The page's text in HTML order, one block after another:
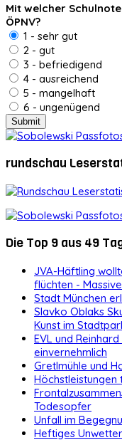
Mit welcher
ÖPNV?
1 - sehr gut
2 - gut
3 - befriedigend
4 - ausreichend
5 - mangelhaft
6 - ungenügend
rundschau
Die Top 9 aus 49
JVA-Häftling
flüchten -
Stadt München
Slavko Oblaks
Kunst im
EVL und
einvernehmlich
Gretlmühle und
Höchstleistungen
Todesopfer
Unfall im
Heftiges